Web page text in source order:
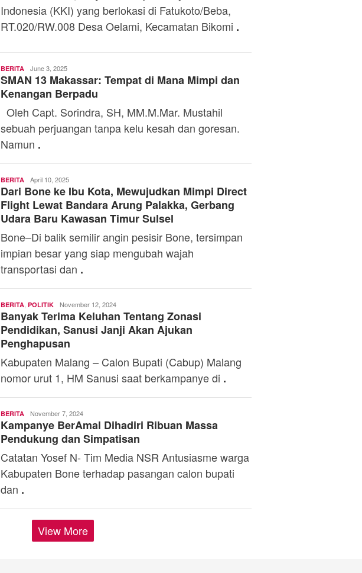
Indonesia (KKI) yang berlokasi di Fatukoto/Beba,
RT.020/RW.008 Desa Oelami, Kecamatan Bikomi .
BERITA Admin
June 3, 2025
SMAN 13 Makassar: Tempat di Mana Mimpi dan
Kenangan Berpadu
Oleh Capt. Sorindra, SH, MM.M.Mar. Mustahil
sebuah perjuangan tanpa kelu kesah dan goresan.
Namun .
BERITA Admin
April 10, 2025
Dari Bone ke Ibu Kota, Mewujudkan Mimpi Direct
Flight Lewat Bandara Arung Palakka, Gerbang
Udara Baru Kawasan Timur Sulsel
Bone–Di balik semilir angin pesisir Bone, tersimpan
impian besar yang siap mengubah wajah
transportasi dan .
BERITA POLITIK Toski
Dermaleksana
November 12, 2024
Banyak Terima Keluhan Tentang Zonasi
Pendidikan, Sanusi Janji Akan Ajukan
Penghapusan
Kabupaten Malang – Calon Bupati (Cabup) Malang
nomor urut 1, HM Sanusi saat berkampanye di .
BERITA Admin
November 7, 2024
Kampanye BerAmal Dihadiri Ribuan Massa
Pendukung dan Simpatisan
Catatan Yosef N- Tim Media NSR Antusiasme warga
Kabupaten Bone terhadap pasangan calon bupati
dan .
View More